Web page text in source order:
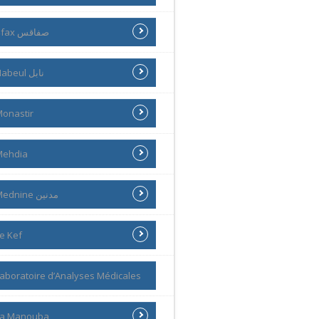
Sfax صفاقس
Nabeul نابل
Mednine مدنين
Kef
d’Analyses Médicales
Manouba